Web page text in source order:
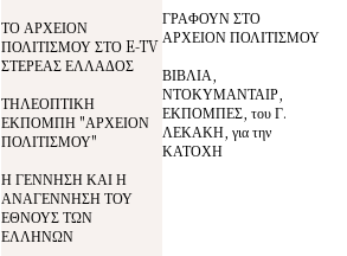
ΤΟ ΑΡΧΕΙΟΝ
ΠΟΛΙΤΙΣΜΟΥ ΣΤΟ E-TV
ΣΤΕΡΕΑΣ ΕΛΛΑΔΟΣ
ΤΗΛΕΟΠΤΙΚΗ
ΕΚΠΟΜΠΗ "ΑΡΧΕΙΟΝ
ΠΟΛΙΤΙΣΜΟΥ"
Η ΓΕΝΝΗΣΗ ΚΑΙ Η
ΑΝΑΓΕΝΝΗΣΗ ΤΟΥ
ΕΘΝΟΥΣ ΤΩΝ
ΕΛΛΗΝΩΝ
ΓΡΑΦΟΥΝ ΣΤΟ
ΑΡΧΕΙΟΝ ΠΟΛΙΤΙΣΜΟΥ
ΒΙΒΛΙΑ,
ΝΤΟΚΥΜΑΝΤΑΙΡ,
ΕΚΠΟΜΠΕΣ, του Γ.
ΛΕΚΑΚΗ, για την
ΚΑΤΟΧΗ